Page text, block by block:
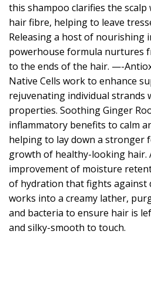
this shampoo clarifies the
hair fibre, helping to leave
Releasing a host of nourishing
powerhouse formula nurtures
to the ends of the hair. —-
Native Cells work to enhance
rejuvenating individual
properties. Soothing Ginger
inflammatory benefits to calm
helping to lay down a stronger
growth of healthy-looking hair.
improvement of moisture
of hydration that fights against
works into a creamy lather,
and bacteria to ensure hair is
and silky-smooth to touch.